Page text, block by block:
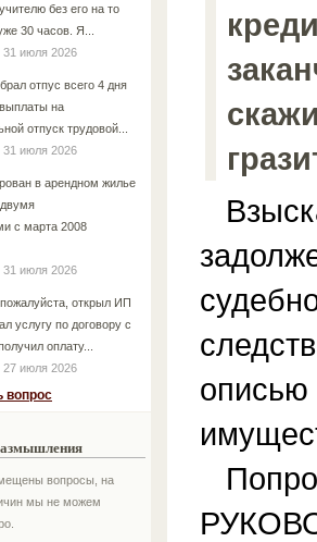
без его на то
30 часов. Я...
31 июля 2026
отпус всего 4 дня
на
отпуск трудовой...
31 июля 2026
в арендном жилье
с марта 2008
31 июля 2026
открыл ИП
услугу по договору с
оплату...
27 июля 2026
вопрос
вопросы, на
мы не можем
описью